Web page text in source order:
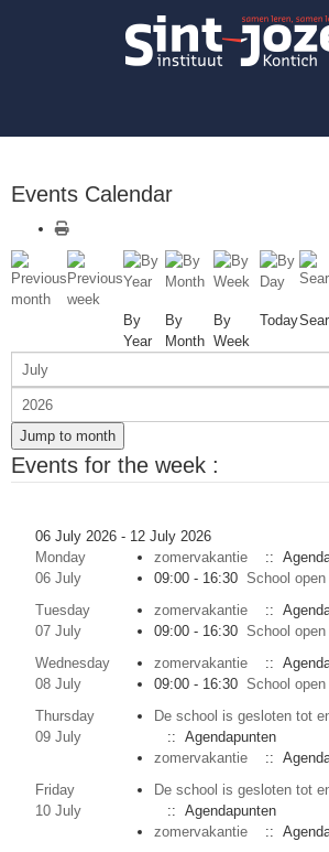
Events Calendar
By
Year
By
Month
By
Week
Today
Jump to month
Events for the week :
06 July 2026 - 12 July 2026
Monday
06 July
zomervakantie
::
09:00 - 16:30 School open
Tuesday
07 July
zomervakantie
::
09:00 - 16:30 School open
Wednesday
08 July
zomervakantie
::
09:00 - 16:30 School open
Thursday
09 July
De school is gesloten tot
:: Agendapunten
zomervakantie
::
Friday
10 July
De school is gesloten tot
:: Agendapunten
zomervakantie
::